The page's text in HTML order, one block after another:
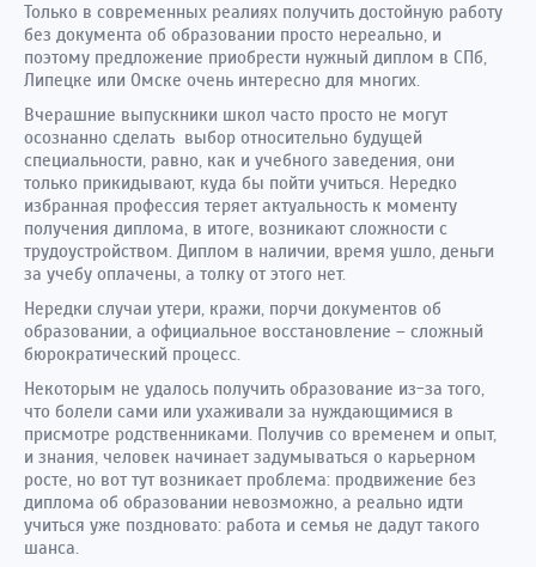
Только в современных реалиях получить достойную работу
без документа об образовании просто нереально, и
поэтому предложение приобрести нужный диплом в СПб,
Липецке или Омске очень интересно для многих.
Вчерашние выпускники школ часто просто не могут
осознанно сделать выбор относительно будущей
специальности, равно, как и учебного заведения, они
только прикидывают, куда бы пойти учиться. Нередко
избранная профессия теряет актуальность к моменту
получения диплома, в итоге, возникают сложности с
трудоустройством. Диплом в наличии, время ушло, деньги
за учебу оплачены, а толку от этого нет.
Нередки случаи утери, кражи, порчи документов об
образовании, а официальное восстановление – сложный
бюрократический процесс.
Некоторым не удалось получить образование из-за того,
что болели сами или ухаживали за нуждающимися в
присмотре родственниками. Получив со временем и опыт,
и знания, человек начинает задумываться о карьерном
росте, но вот тут возникает проблема: продвижение без
диплома об образовании невозможно, а реально идти
учиться уже поздновато: работа и семья не дадут такого
шанса.